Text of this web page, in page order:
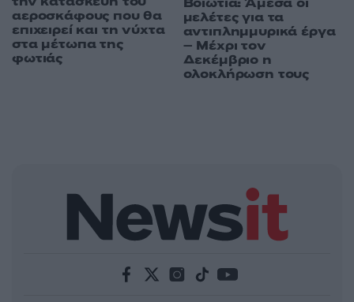
αεροσκάφους που θα
επιχειρεί και τη νύχτα
στα μέτωπα της
φωτιάς
μελέτες για τα
αντιπλημμυρικά έργα
– Μέχρι τον
Δεκέμβριο η
ολοκλήρωση τους